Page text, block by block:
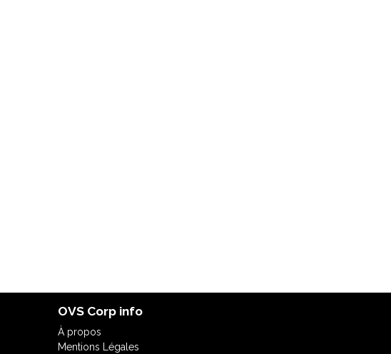
OVS Corp info
À propos
Mentions Légales